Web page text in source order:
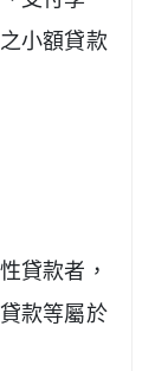
小額貸款
貸款者，
款等屬於